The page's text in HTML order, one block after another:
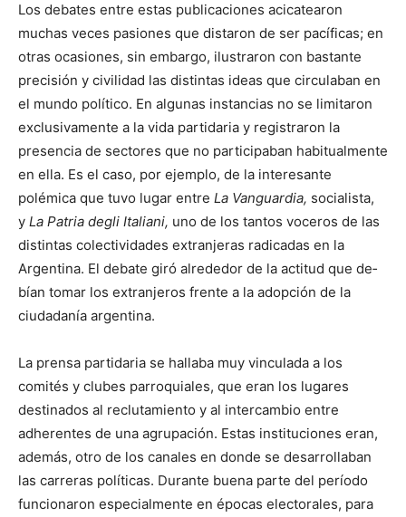
Los debates entre estas publicaciones acicatearon
muchas ve­ces pasiones que distaron de ser pacíficas; en
otras ocasiones, sin embargo, ilustraron con bastante
precisión y civilidad las distintas ideas que circulaban en
el mundo político. En algunas instancias no se limitaron
exclusivamente a la vida partidaria y registraron la
presencia de sectores que no participaban habitualmente
en ella. Es el caso, por ejemplo, de la interesante
polémica que tuvo lugar entre La Vanguardia, socialista,
y La Patria degli Italiani, uno de los tantos voceros de las
distintas colectividades extranjeras radicadas en la
Argentina. El debate giró alrededor de la actitud que de­
bían tomar los extranjeros frente a la adopción de la
ciudadanía argentina.
La prensa partidaria se hallaba muy vinculada a los
comités y clubes parroquiales, que eran los lugares
destinados al recluta­miento y al intercambio entre
adherentes de una agrupación. Es­tas instituciones eran,
además, otro de los canales en donde se desarrollaban
las carreras políticas. Durante buena parte del pe­ríodo
funcionaron especialmente en épocas electorales, para